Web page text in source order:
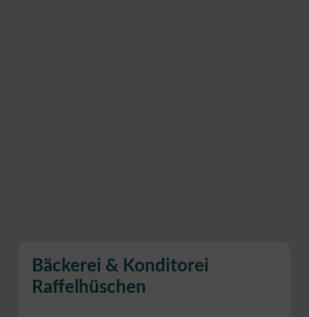
Bäckerei & Konditorei
Raffelhüschen